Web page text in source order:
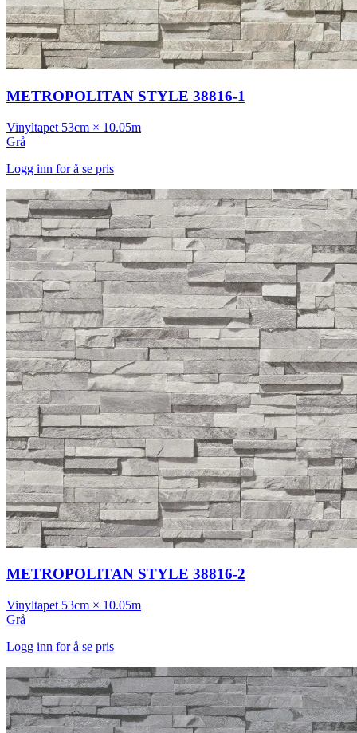
METROPOLITAN STYLE 38816-1
Vinyltapet 53cm × 10.05m
Grå
Logg inn for å se pris
METROPOLITAN STYLE 38816-2
Vinyltapet 53cm × 10.05m
Grå
Logg inn for å se pris